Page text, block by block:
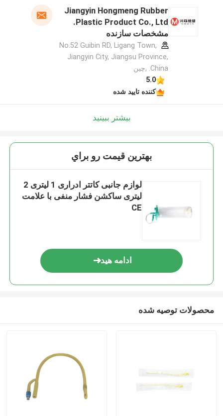
Jiangyin Hongmeng Rubber
Plastic Product Co., Ltd.
مشخصات سازنده
No.52 Guibin RD, Ligang Town,
Jiangyin City, Jiangsu Province,
China. ,چین
5.0
کننده تایید شده
بیشتر ببینید
بهترين قيمت رو براي
لوازم جانبی کاتتر ادراری 1 لیتری 2
لیتری ساکشن فشار منفی با علامت
CE
ادامه هید
محصولات توصیه شده